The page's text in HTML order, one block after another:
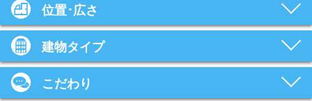
位置･広さ
建物タイプ
こだわり